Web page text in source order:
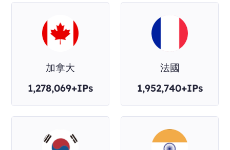
加拿大
1,278,069+IPs
法國
1,952,740+IPs